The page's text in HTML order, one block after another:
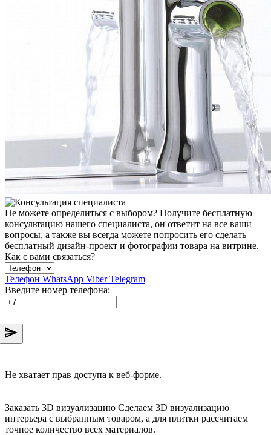
Не можете определиться с выбором? Получите бесплатную
консультацию нашего специалиста, он ответит на все ваши
вопросы, а также вы всегда можете попросить его сделать
бесплатный дизайн-проект и фотографии товара на витрине.
Как с вами связаться?
Телефон WhatsApp ViberTelegram
Введите номер телефона:
Не хватает прав доступа к веб-форме.
Заказать 3D визуализацию Сделаем 3D визуализацию
интерьера с выбранным товаром, а для плитки рассчитаем
точное количество всех материалов.